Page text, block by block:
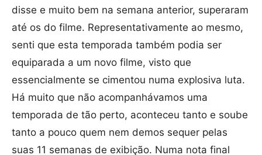
disse e muito bem na semana anterior, superaram
até os do filme. Representativamente ao mesmo,
senti que esta temporada também podia ser
equiparada a um novo filme, visto que
essencialmente se cimentou numa explosiva luta.
Há muito que não acompanhávamos uma
temporada de tão perto, aconteceu tanto e soube
tanto a pouco quem nem demos sequer pelas
suas 11 semanas de exibição. Numa nota final